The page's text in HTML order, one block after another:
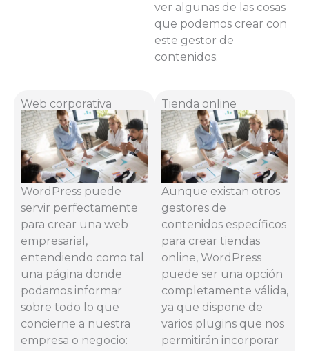
ver algunas de las cosas
que podemos crear con
este gestor de
contenidos.
Web corporativa
WordPress puede
servir perfectamente
para crear una web
empresarial,
entendiendo como tal
una página donde
podamos informar
sobre todo lo que
concierne a nuestra
empresa o negocio:
Tienda online
Aunque existan otros
gestores de
contenidos específicos
para crear tiendas
online, WordPress
puede ser una opción
completamente válida,
ya que dispone de
varios plugins que nos
permitirán incorporar